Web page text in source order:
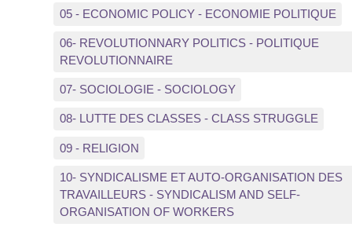
05 - ECONOMIC POLICY - ECONOMIE POLITIQUE
06- REVOLUTIONNARY POLITICS - POLITIQUE
REVOLUTIONNAIRE
07- SOCIOLOGIE - SOCIOLOGY
08- LUTTE DES CLASSES - CLASS STRUGGLE
09 - RELIGION
10- SYNDICALISME ET AUTO-ORGANISATION DES
TRAVAILLEURS - SYNDICALISM AND SELF-
ORGANISATION OF WORKERS